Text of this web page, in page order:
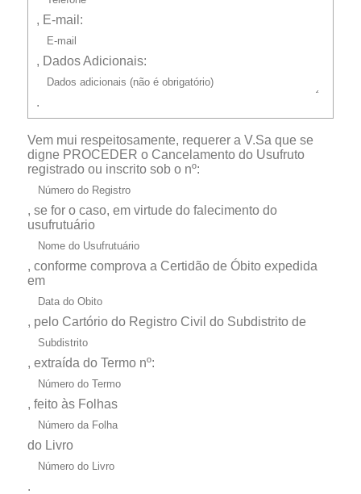
, E-mail:
, Dados Adicionais:
.
Vem mui respeitosamente, requerer a V.Sa que se
digne PROCEDER o Cancelamento do Usufruto
registrado ou inscrito sob o nº:
, se for o caso, em virtude do falecimento do
usufrutuário
, conforme comprova a Certidão de Óbito expedida
em
, pelo Cartório do Registro Civil do Subdistrito de
, extraída do Termo nº:
, feito às Folhas
do Livro
.